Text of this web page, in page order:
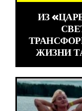
ИЗ
ЖИЗНИ